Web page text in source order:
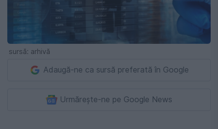
sursă: arhivă
Adaugă-ne ca sursă preferată în Google
Urmărește-ne pe Google News